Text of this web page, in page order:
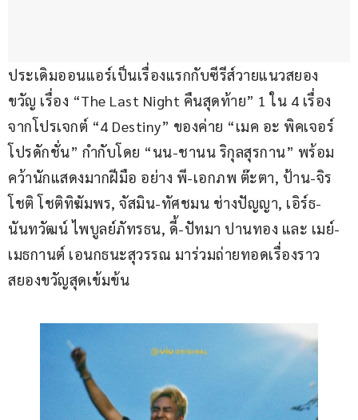
ประเดิมออนแอร์เป็นเรื่องแรกกับซีรีส์วายแนวสยอง
ขวัญ เรื่อง “The Last Night คืนสุดท้าย” 1 ใน 4 เรื่อง
จากโปรเจกต์ “4 Destiny” ของค่าย “เมค อะ พิคเจอร์
โปรดักชั่น” กำกับโดย “นน-ชานน ริกุลสุรกาน” พร้อม
คว้านักแสดงมากฝีมือ อย่าง พี-เอกภพ ต๊ะตา, ป้าน-จิร
โชติ โชติทิฆัมพร, จัสมิน-ทัศชมน ช่างปัญญา, เอิร์ธ-
นันทวัฒน์ ไพบูลย์ภัทรธน, ดี้-ปัทมา ปานทอง และ เมย์-
เมธกานต์ เอนกธนะสุวรรณ มาร่วมถ่ายทอดเรื่องราว
สยองขวัญสุดเข้มข้น